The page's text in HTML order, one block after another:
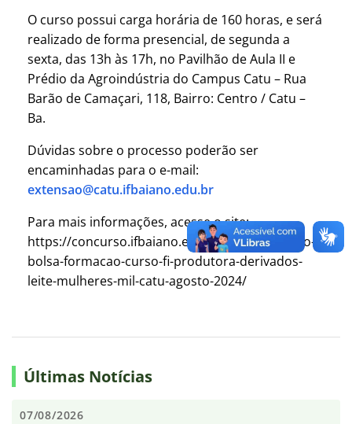
O curso possui carga horária de 160 horas, e será
realizado de forma presencial, de segunda a
sexta, das 13h às 17h, no Pavilhão de Aula II e
Prédio da Agroindústria do Campus Catu – Rua
Barão de Camaçari, 118, Bairro: Centro / Catu –
Ba.
Dúvidas sobre o processo poderão ser
encaminhadas para o e-mail:
extensao@catu.ifbaiano.edu.br
Para mais informações, acesse o site:
https://concurso.ifbaiano.edu.br/portal/selecao-
bolsa-formacao-curso-fi-produtora-derivados-
leite-mulheres-mil-catu-agosto-2024/
Últimas Notícias
07/08/2026